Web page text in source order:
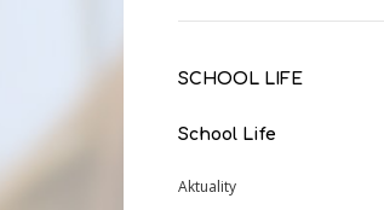
SCHOOL LIFE
School Life
Aktuality